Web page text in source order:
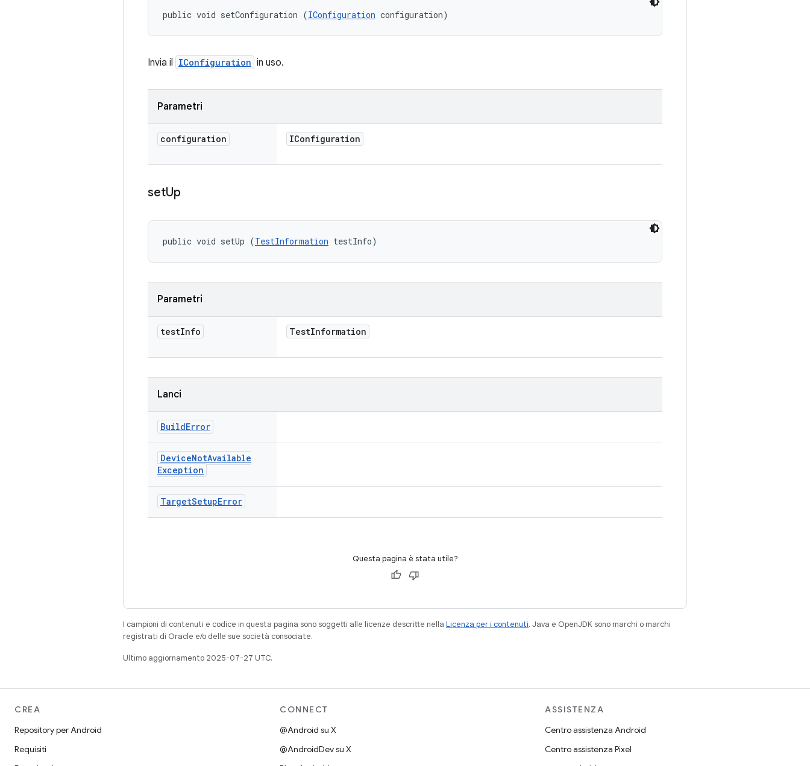
public void setConfiguration (IConfiguration configuration)
Invia il IConfiguration in uso.
Parametri
configuration IConfiguration
setUp
public void setUp (TestInformation testInfo)
Parametri
testInfo TestInformation
Lanci
BuildError
DeviceNotAvailable
Exception
TargetSetupError
Questa pagina è stata utile?
I campioni di contenuti e codice in questa pagina sono soggetti alle licenze descritte nella Licenza per i contenuti. Java e OpenJDK sono marchi o marchi
registrati di Oracle e/o delle sue società consociate.
Ultimo aggiornamento 2025-07-27 UTC.
CREA
Repository per Android
Requisiti
CONNECT
@Android su X
@AndroidDev su X
ASSISTENZA
Centro assistenza Android
Centro assistenza Pixel